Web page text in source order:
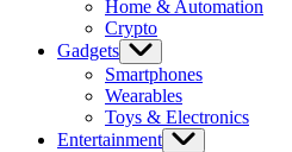
Home & Automation
Crypto
Gadgets
Smartphones
Wearables
Toys & Electronics
Entertainment